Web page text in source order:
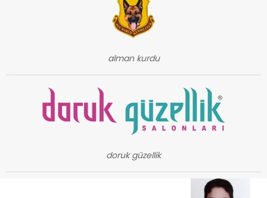
alman kurdu
doruk güzellik